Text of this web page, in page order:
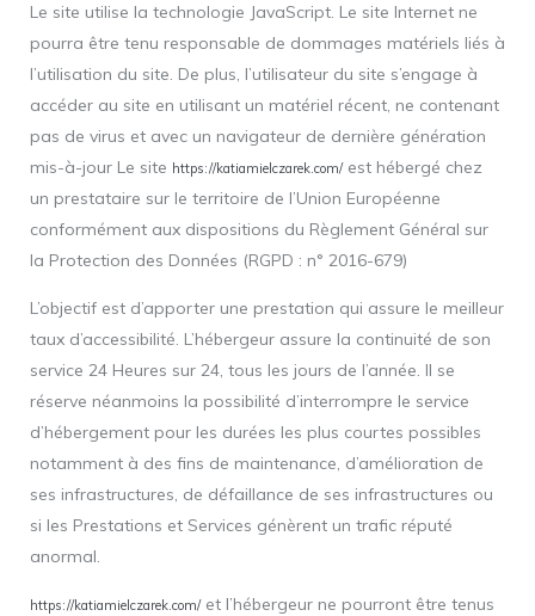
Le site utilise la technologie JavaScript. Le site Internet ne
pourra être tenu responsable de dommages matériels liés à
l’utilisation du site. De plus, l’utilisateur du site s’engage à
accéder au site en utilisant un matériel récent, ne contenant
pas de virus et avec un navigateur de dernière génération
mis-à-jour Le site https://katiamielczarek.com/est hébergé chez
un prestataire sur le territoire de l’Union Européenne
conformément aux dispositions du Règlement Général sur
la Protection des Données (RGPD : n° 2016-679)
L’objectif est d’apporter une prestation qui assure le meilleur
taux d’accessibilité. L’hébergeur assure la continuité de son
service 24 Heures sur 24, tous les jours de l’année. Il se
réserve néanmoins la possibilité d’interrompre le service
d’hébergement pour les durées les plus courtes possibles
notamment à des fins de maintenance, d’amélioration de
ses infrastructures, de défaillance de ses infrastructures ou
si les Prestations et Services génèrent un trafic réputé
anormal.
https://katiamielczarek.com/et l’hébergeur ne pourront être tenus